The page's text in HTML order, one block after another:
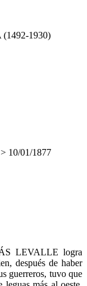
1930)
> 10/01/1877
LEVALLE logra
después de haber
guerreros, tuvo que